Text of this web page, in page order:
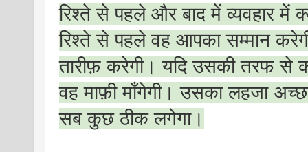
रिश्ते से पहले और बाद में व्यवहार में
रिश्ते से पहले वह आपका सम्मान
तारीफ़ करेगी। यदि उसकी तरफ से
वह माफ़ी माँगेगी। उसका लहजा
सब कुछ ठीक लगेगा।